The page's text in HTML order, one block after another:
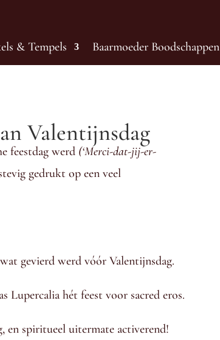
& Tempels Baarmoeder Boodschappen
Valentijnsdag
feestdag werd (‘Merci-dat-jij-er-
gedrukt op een veel
gevierd werd vóór Valentijnsdag.
Lupercalia hét feest voor sacred eros.
en spiritueel uitermate activerend!